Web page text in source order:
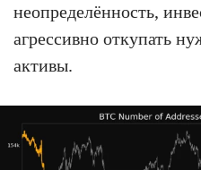
неопределённость,
агрессивно откупать
активы.